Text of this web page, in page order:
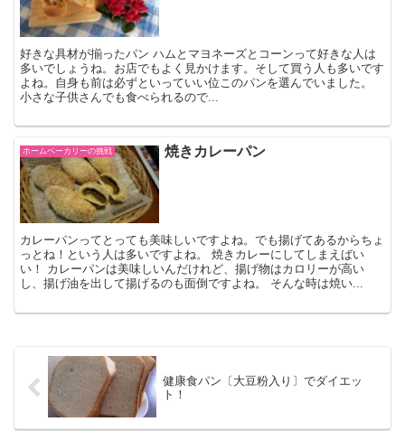
好きな具材が揃ったパン ハムとマヨネーズとコーンって好きな人は
多いでしょうね。お店でもよく見かけます。そして買う人も多いです
よね。自身も前は必ずといっていい位このパンを選んでいました。
小さな子供さんでも食べられるので...
ホームベーカリーの挑戦 焼きカレーパン
カレーパンってとっても美味しいですよね。でも揚げてあるからちょ
っとね！という人は多いですよね。 焼きカレーにしてしまえばい
い！ カレーパンは美味しいんだけれど、揚げ物はカロリーが高い
し、揚げ油を出して揚げるのも面倒ですよね。 そんな時は焼い...
健康食パン〔大豆粉入り〕でダイエッ
ト！